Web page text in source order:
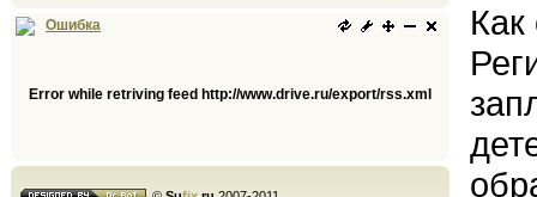
Ошибка
Error while retriving feed http://www.drive.ru/export/rss.xml